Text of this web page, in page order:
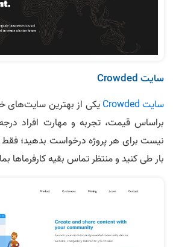
سایت Crowded
سایت Crowded
یکی از بهترین سایت‌های
براساس قیمت، تجربه و مهارت افراد
نیست برای هر پروژه درخواست بدهید؛
بار طی کنید و منتظر تماس بقیه کارفرماها